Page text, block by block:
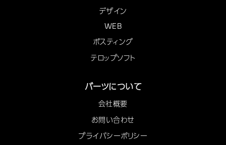
デザイン
WEB
ポスティング
テロップソフト
バーツについて
会社概要
お問い合わせ
プライバシーポリシー